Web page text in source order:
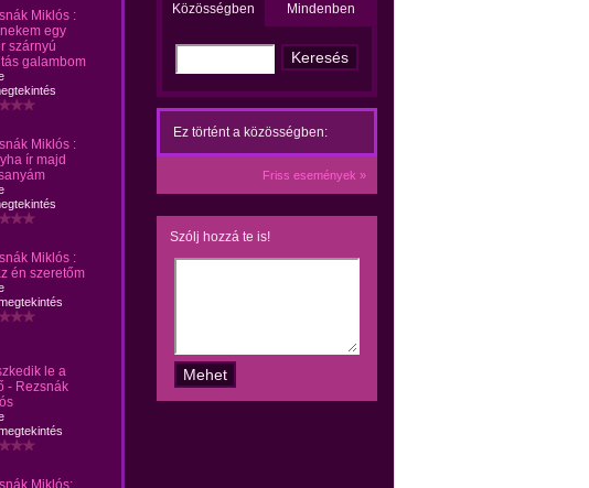
Miklós :
egy
szárnyú
galambom
Miklós :
ír majd
Miklós :
én szeretőm
le a
- Rezsnák
Miklós:
Közösségben Mindenben
Ez történt a közösségben:
Friss események »
Szólj hozzá te is!